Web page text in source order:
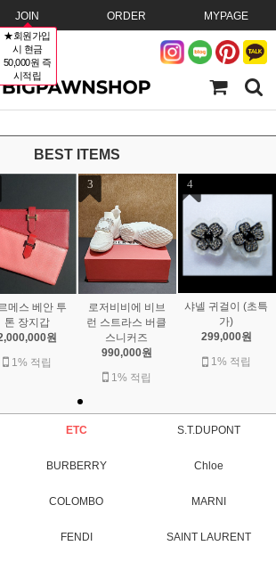
JOIN
★회원가입
시 현금
50,000원 즉
시적립
ORDER MYPAGE
BEST ITEMS
메스 베안 투
톤 장지갑
원
1% 적립
3
로저비비에 비브
런 스트라스 버클
스니커즈
990,000원
1% 적립
4
샤넬 귀걸이 (초특
가)
299,000원
1% 적립
ETC S.T.DUPONT
BURBERRY Chloe
COLOMBO MARNI
FENDI SAINT LAURENT